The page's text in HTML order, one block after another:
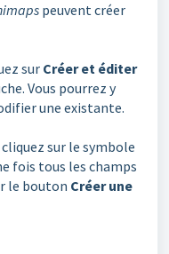
peuvent créer
sur Créer et éditer
Vous pourrez y
une existante.
sur le symbole
fois tous les champs
le bouton Créer une